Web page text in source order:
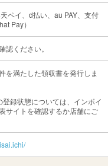
ペイ、d払い、au PAY、支付
Pay）
認ください。
を満たした領収書を発行しま
録状態については、インボイ
サイトを確認するか店舗にご